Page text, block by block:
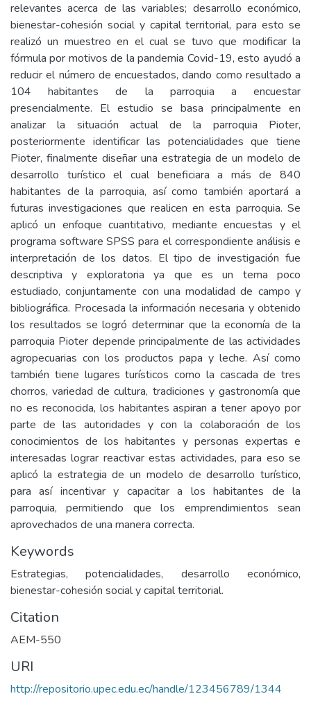
relevantes acerca de las variables; desarrollo económico,
bienestar-cohesión social y capital territorial, para esto se
realizó un muestreo en el cual se tuvo que modificar la
fórmula por motivos de la pandemia Covid-19, esto ayudó a
reducir el número de encuestados, dando como resultado a
104 habitantes de la parroquia a encuestar
presencialmente. El estudio se basa principalmente en
analizar la situación actual de la parroquia Pioter,
posteriormente identificar las potencialidades que tiene
Pioter, finalmente diseñar una estrategia de un modelo de
desarrollo turístico el cual beneficiara a más de 840
habitantes de la parroquia, así como también aportará a
futuras investigaciones que realicen en esta parroquia. Se
aplicó un enfoque cuantitativo, mediante encuestas y el
programa software SPSS para el correspondiente análisis e
interpretación de los datos. El tipo de investigación fue
descriptiva y exploratoria ya que es un tema poco
estudiado, conjuntamente con una modalidad de campo y
bibliográfica. Procesada la información necesaria y obtenido
los resultados se logró determinar que la economía de la
parroquia Pioter depende principalmente de las actividades
agropecuarias con los productos papa y leche. Así como
también tiene lugares turísticos como la cascada de tres
chorros, variedad de cultura, tradiciones y gastronomía que
no es reconocida, los habitantes aspiran a tener apoyo por
parte de las autoridades y con la colaboración de los
conocimientos de los habitantes y personas expertas e
interesadas lograr reactivar estas actividades, para eso se
aplicó la estrategia de un modelo de desarrollo turístico,
para así incentivar y capacitar a los habitantes de la
parroquia, permitiendo que los emprendimientos sean
aprovechados de una manera correcta.
Keywords
Estrategias, potencialidades, desarrollo económico,
bienestar-cohesión social y capital territorial.
Citation
AEM-550
URI
http://repositorio.upec.edu.ec/handle/123456789/1344